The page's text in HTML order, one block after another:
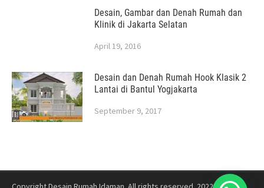
Desain, Gambar dan Denah Rumah dan
Klinik di Jakarta Selatan
April 19, 2016
Desain dan Denah Rumah Hook Klasik 2
Lantai di Bantul Yogjakarta
September 9, 2017